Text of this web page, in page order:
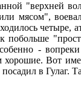
"верхней
мясом",
побольше
-
хорошие. Вот
в Гулаг.